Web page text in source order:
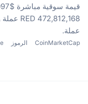
قيمة سوقية مباشرة $41,836,097 USD.
472,812,168 RED عملة
عملة.
CoinMarketCap الرموز